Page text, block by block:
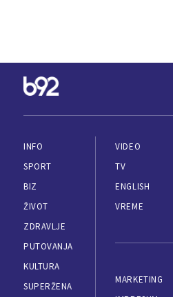
INFO
SPORT
BIZ
ŽIVOT
ZDRAVLJE
PUTOVANJA
KULTURA
SUPERŽENA
VIDEO
TV
ENGLISH
VREME
MARKETING